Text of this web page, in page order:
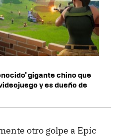
gigante chino que
y es dueño de
otro golpe a Epic